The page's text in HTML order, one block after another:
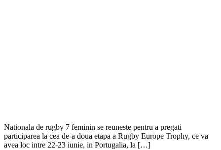
Nationala de rugby 7 feminin se reuneste pentru a pregati
participarea la cea de-a doua etapa a Rugby Europe Trophy, ce va
avea loc intre 22-23 iunie, in Portugalia, la […]